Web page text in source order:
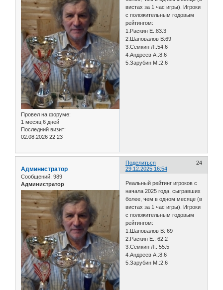
Провел на форуме:
1 месяц 6 дней
Последний визит:
02.08.2026 22:23
вистах за 1 час игры). Игроки
с положительным годовым
рейтингом:
1.Раскин Е.:83.3
2.Шаповалов В:69
3.Сёмкин Л.:54.6
4.Андреев А.:8.6
5.Зарубин М.:2.6
Поделиться
24
29.12.2025 16:54
Администратор
Сообщений: 989
Администратор
Реальный рейтинг игроков с
начала 2025 года, сыгравших
более, чем в одном месяце (в
вистах за 1 час игры). Игроки
с положительным годовым
рейтингом:
1.Шаповалов В: 69
2.Раскин Е.: 62.2
3.Сёмкин Л.: 55.5
4.Андреев А.:8.6
5.Зарубин М.:2.6